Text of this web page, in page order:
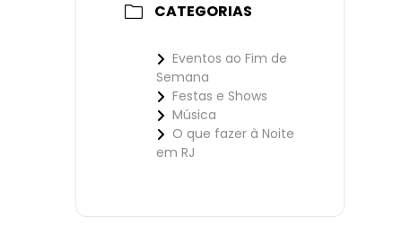
CATEGORIAS
Eventos ao Fim de
Semana
Festas e Shows
Música
O que fazer à Noite
em RJ